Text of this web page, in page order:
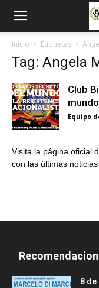
Inicio Etiquetas
Tag: Angela
Club
Equipo
Visita la página oficial
con las últimas
8